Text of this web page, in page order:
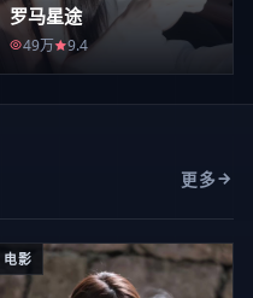
罗马星途
49万 9.4
更多
电影